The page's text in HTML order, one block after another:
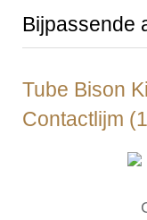
Bijpassende
Tube Bison
Contactlijm